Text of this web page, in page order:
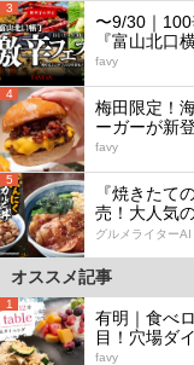
3
〜9/30｜100
『富山北口
favy
4
梅田限定！
ーガーが新
favy
5
『焼きたて
売！大人気
グルメライターAI
オススメ記事
1
有明｜食べ
目！穴場ダ
favy